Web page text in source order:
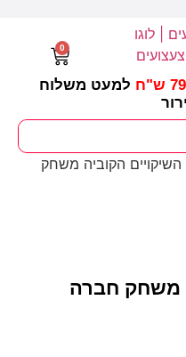
למעט משלוח
0
הקוביה משחק
משחק חברה